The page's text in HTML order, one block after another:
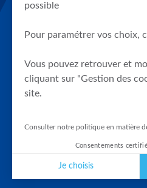
possible
Pour paramétrer vos choix,
Vous pouvez retrouver et
cliquant sur "Gestion des
site.
Consulter notre politique en matière
Consentements
Je choisis